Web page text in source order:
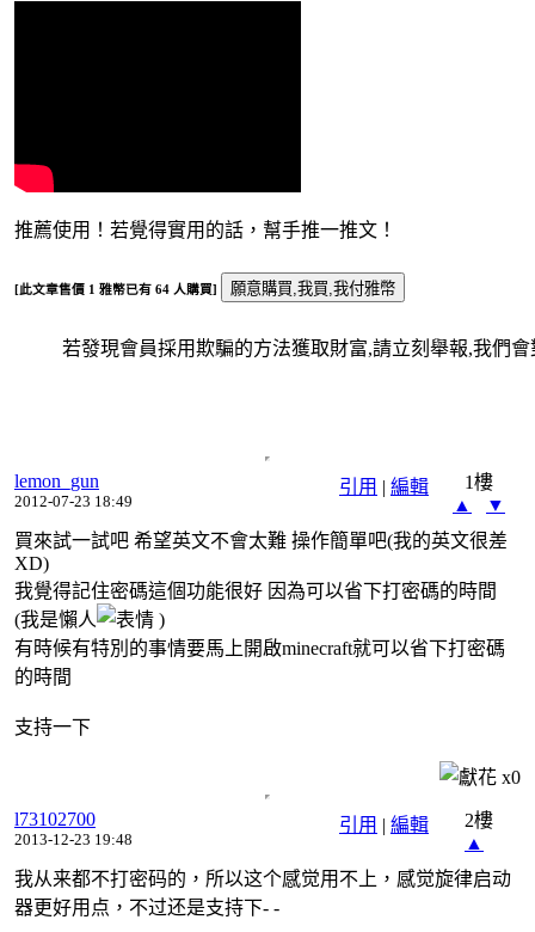
推薦使用！若覺得實用的話，幫手推一推文！
[此文章售價 1 雅幣已有 64 人購買]
若發現會員採用欺騙的方法獲取財富,請立刻舉報,我們
引用 | 編輯
lemon_gun
2012-07-23 18:49
1樓
▲
▼
買來試一試吧 希望英文不會太難 操作簡單吧(我的英文很差
XD)
我覺得記住密碼這個功能很好 因為可以省下打密碼的時間
(我是懶人
)
有時候有特別的事情要馬上開啟minecraft就可以省下打密碼
的時間
支持一下
x0
引用 | 編輯
l73102700
2013-12-23 19:48
2樓
▲
我从来都不打密码的，所以这个感觉用不上，感觉旋律启动
器更好用点，不过还是支持下- -